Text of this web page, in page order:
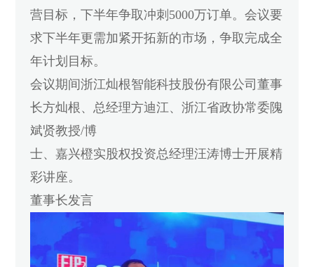
营目标，下半年争取冲刺5000万订单。会议要
求下半年更需加紧开拓新的市场，争取完成全
年计划目标。
会议期间浙江灿根智能科技股份有限公司董事
长方灿根、总经理方迪江、浙江省政协常委隗
斌贤教授/博
士、嘉兴橙实股权投资总经理汪涛博士开展精
彩讲座。
董事长发言